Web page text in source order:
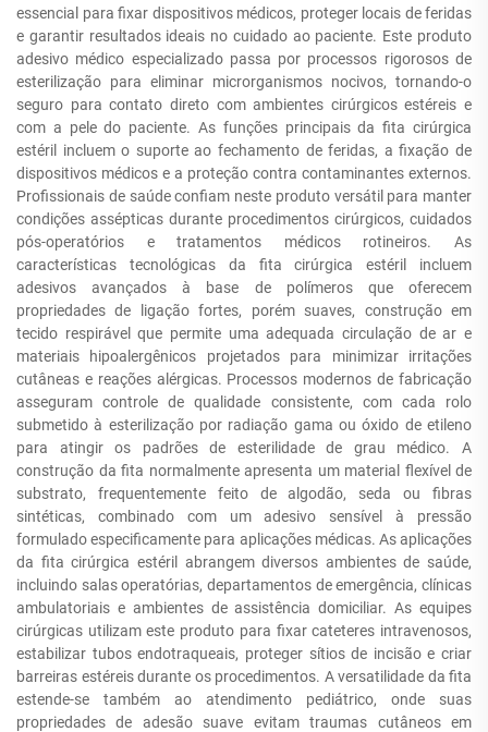
essencial para fixar dispositivos médicos, proteger locais de feridas
e garantir resultados ideais no cuidado ao paciente. Este produto
adesivo médico especializado passa por processos rigorosos de
esterilização para eliminar microrganismos nocivos, tornando-o
seguro para contato direto com ambientes cirúrgicos estéreis e
com a pele do paciente. As funções principais da fita cirúrgica
estéril incluem o suporte ao fechamento de feridas, a fixação de
dispositivos médicos e a proteção contra contaminantes externos.
Profissionais de saúde confiam neste produto versátil para manter
condições assépticas durante procedimentos cirúrgicos, cuidados
pós-operatórios e tratamentos médicos rotineiros. As
características tecnológicas da fita cirúrgica estéril incluem
adesivos avançados à base de polímeros que oferecem
propriedades de ligação fortes, porém suaves, construção em
tecido respirável que permite uma adequada circulação de ar e
materiais hipoalergênicos projetados para minimizar irritações
cutâneas e reações alérgicas. Processos modernos de fabricação
asseguram controle de qualidade consistente, com cada rolo
submetido à esterilização por radiação gama ou óxido de etileno
para atingir os padrões de esterilidade de grau médico. A
construção da fita normalmente apresenta um material flexível de
substrato, frequentemente feito de algodão, seda ou fibras
sintéticas, combinado com um adesivo sensível à pressão
formulado especificamente para aplicações médicas. As aplicações
da fita cirúrgica estéril abrangem diversos ambientes de saúde,
incluindo salas operatórias, departamentos de emergência, clínicas
ambulatoriais e ambientes de assistência domiciliar. As equipes
cirúrgicas utilizam este produto para fixar cateteres intravenosos,
estabilizar tubos endotraqueais, proteger sítios de incisão e criar
barreiras estéreis durante os procedimentos. A versatilidade da fita
estende-se também ao atendimento pediátrico, onde suas
propriedades de adesão suave evitam traumas cutâneos em